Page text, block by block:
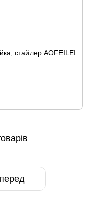
стайлер AOFEILEI